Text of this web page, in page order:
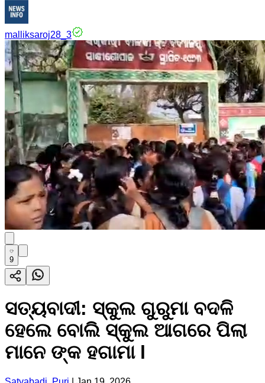
malliksaroj28_3
9
ସତ୍ୟବାଦୀ: ସ୍କୁଲ ଗୁରୁମା ବଦଳି
ହେଲେ ବୋଲି ସ୍କୁଲ ଆଗରେ ପିଲା
ମାନେ ଙ୍କ ହଗାମା l